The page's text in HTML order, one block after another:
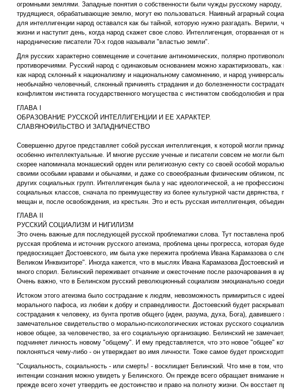
огромными землями. Западные понятия о собственности были чужды русскому
трудящиеся, обрабатывающие землю, могут ею пользоваться. Наивный аграрный
для интеллигенции народ оставался как бы тайной, которую нужно разгадать.
жизни и наступит день, когда народ скажет свое слово. Интеллигенция, оторванная
народнические писатели 70-х годов называли "властью земли".
Для русских характерно совмещение и сочетание антиномических, полярно
противоречиями. Русский народ с одинаковым основанием можно характиризовать,
как народ склонный к национализму и национальному самомнению, и народ
необычайно человечный, слконный причинять страдания и до болезненности
конфликтом инстинкта государственного могущества с инстинктом свободолюбия и
ГЛАВА I
ОБРАЗОВАНИЕ РУССКОЙ ИНТЕЛЛИГЕНЦИИ И ЕЕ ХАРАКТЕР.
СЛАВЯНОФИЛЬСТВО И ЗАПАДНИЧЕСТВО
Совершенно другое представляет собой русская интеллигенция, к которой могли
особенно интеллектуальные. И многие русские ученые и писатели совсем не могли
скорее напоминала монашеский орден или религиозную секту со своей особой
своими особыми нравами и обычаями, и даже со своеобразным физическим обликом,
других социальных групп. Интеллигенция была у нас идеологической, а не
социальных классов, сначала по преимуществу из более культурной части
мещан и, после освобождения, из крестьян. Это и есть русская интеллигенция,
ГЛАВА II
РУССКИЙ СОЦИАЛИЗМ И НИГИЛИЗМ
Это очень важные для последующей русской проблематики слова. Тут поставлена
русская проблема и источник русского атеизма, проблема цены прогресса, которая
предвосхищает Достоевского, им была уже пережита проблема Ивана Карамазова о
Великом Инквизиторе". Иногда кажется, что в мыслях Ивана Карамазова Достоевский
много спорил. Белинский переживает отчаяние и ожесточение после разочарования
Очень важно, что в Белинском русский революционный социализм эмоцианально
Истоком этого атеизма было сострадание к людям, невозможность примириться с
морального пафоса, из любви к добру и справедливости. Достоевский будет
сострадания к человеку, из бунта против общего (идеи, разума, духа, Бога),
замечательное свидетельство о морально-психологических истоках русского
новое общее, за человечество, за его социальную организацию. Белинский не
подчиняет личность новому "общему". И ему представляется, что это новое "общее"
поклоняться чему-либо - он утверждает во имя личности. Тоже самое будет
"Социальность, социальность - или смерть! - восклицает Белинский. Что мне в том,
интенции сознания можно увидеть у Белинского. Он прежде всего обращает
прежде всего хочет утвердить ее достоинство и право на полноту жизни. Он